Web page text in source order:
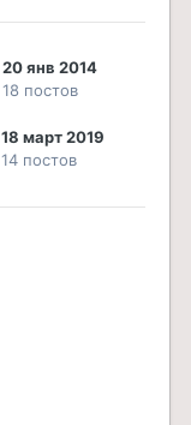
20 янв 2014
18 постов
18 март 2019
14 постов